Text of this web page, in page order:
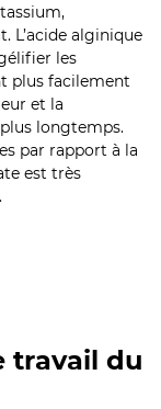
L’acide alginique
les
plus facilement
et la
longtemps.
par rapport à la
est très
travail du